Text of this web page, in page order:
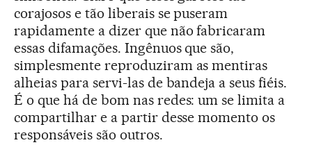
corajosos e tão liberais se puseram
rapidamente a dizer que não fabricaram
essas difamações. Ingênuos que são,
simplesmente reproduziram as mentiras
alheias para servi-las de bandeja a seus fiéis.
É o que há de bom nas redes: um se limita a
compartilhar e a partir desse momento os
responsáveis são outros.